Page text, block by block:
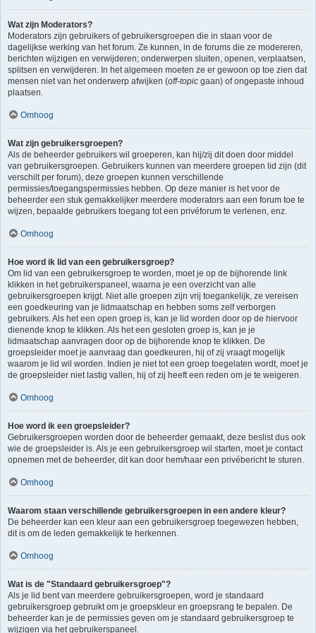
Wat zijn Moderators?
Moderators zijn gebruikers of gebruikersgroepen die in staan voor de
dagelijkse werking van het forum. Ze kunnen, in de forums die ze modereren,
berichten wijzigen en verwijderen; onderwerpen sluiten, openen, verplaatsen,
splitsen en verwijderen. In het algemeen moeten ze er gewoon op toe zien dat
mensen niet van het onderwerp afwijken (off-topic gaan) of ongepaste inhoud
plaatsen.
Omhoog
Wat zijn gebruikersgroepen?
Als de beheerder gebruikers wil groeperen, kan hij/zij dit doen door middel
van gebruikersgroepen. Gebruikers kunnen van meerdere groepen lid zijn (dit
verschilt per forum), deze groepen kunnen verschillende
permissies/toegangspermissies hebben. Op deze manier is het voor de
beheerder een stuk gemakkelijker meerdere moderators aan een forum toe te
wijzen, bepaalde gebruikers toegang tot een privéforum te verlenen, enz.
Omhoog
Hoe word ik lid van een gebruikersgroep?
Om lid van een gebruikersgroep te worden, moet je op de bijhorende link
klikken in het gebruikerspaneel, waarna je een overzicht van alle
gebruikersgroepen krijgt. Niet alle groepen zijn vrij toegankelijk, ze vereisen
een goedkeuring van je lidmaatschap en hebben soms zelf verborgen
gebruikers. Als het een open groep is, kan je lid worden door op de hiervoor
dienende knop te klikken. Als het een gesloten groep is, kan je je
lidmaatschap aanvragen door op de bijhorende knop te klikken. De
groepsleider moet je aanvraag dan goedkeuren, hij of zij vraagt mogelijk
waarom je lid wil worden. Indien je niet tot een groep toegelaten wordt, moet je
de groepsleider niet lastig vallen, hij of zij heeft een reden om je te weigeren.
Omhoog
Hoe word ik een groepsleider?
Gebruikersgroepen worden door de beheerder gemaakt, deze beslist dus ook
wie de groepsleider is. Als je een gebruikersgroep wil starten, moet je contact
opnemen met de beheerder, dit kan door hem/haar een privébericht te sturen.
Omhoog
Waarom staan verschillende gebruikersgroepen in een andere kleur?
De beheerder kan een kleur aan een gebruikersgroep toegewezen hebben,
dit is om de leden gemakkelijk te herkennen.
Omhoog
Wat is de "Standaard gebruikersgroep"?
Als je lid bent van meerdere gebruikersgroepen, word je standaard
gebruikersgroep gebruikt om je groepskleur en groepsrang te bepalen. De
beheerder kan je de permissies geven om je standaard gebruikersgroep te
wijzigen via het gebruikerspaneel.